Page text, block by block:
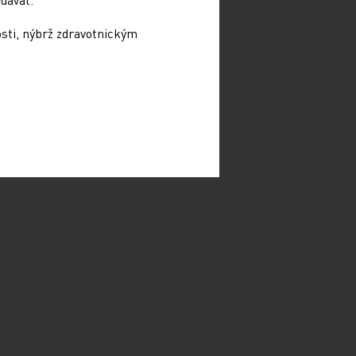
nýbrž zdravotnickým